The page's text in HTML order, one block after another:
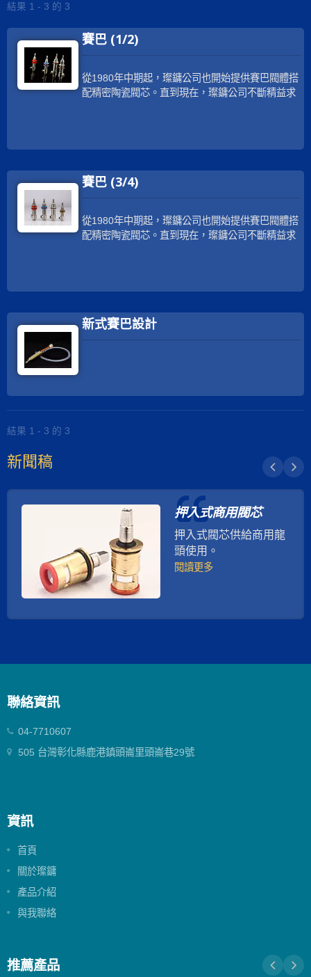
結果 1 - 3 的 3
賽巴 (1/2)
從1980年中期起，璨鏞公司也開始提供賽巴閥體搭
配精密陶瓷閥芯。直到現在，璨鏞公司不斷精益求
ACS、德國 KTW-DVGW、W270、澳洲
障客戶。璨鏞公司使用最好的銅棒材車製賽巴本體
零件，搭配璨鏞高品質的精密陶瓷閥芯，可大大提
指定的精密陶瓷閥芯尺寸。璨鏞致力開發更多款式
的賽巴閥體，例如鍛造一體賽巴減少連接點的設計
賽巴 (3/4)
從1980年中期起，璨鏞公司也開始提供賽巴閥體搭
配精密陶瓷閥芯。直到現在，璨鏞公司不斷精益求
ACS、德國 KTW-DVGW、W270、澳洲
障客戶。璨鏞公司使用最好的銅棒材車製賽巴本體
零件，搭配璨鏞高品質的精密陶瓷閥芯，可大大提
可增進止密度；並開發無鉛材質的賽巴，以因應不
同客層的需求。
新式賽巴設計
結果 1 - 3 的 3
新聞稿
押入式商用閥芯
押入式閥芯供給商用龍
頭使用。
閱讀更多
聯絡資訊
04-7710607
505 台灣彰化縣鹿港鎮頭崙里頭崙巷29號
資訊
首頁
關於璨鏞
產品介紹
與我聯絡
推薦產品